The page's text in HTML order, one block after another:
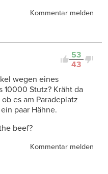
Kommentar melden
53
43
wegen eines
10000 Stutz? Kräht da
es am Paradeplatz
paar Hähne.
beef?
Kommentar melden